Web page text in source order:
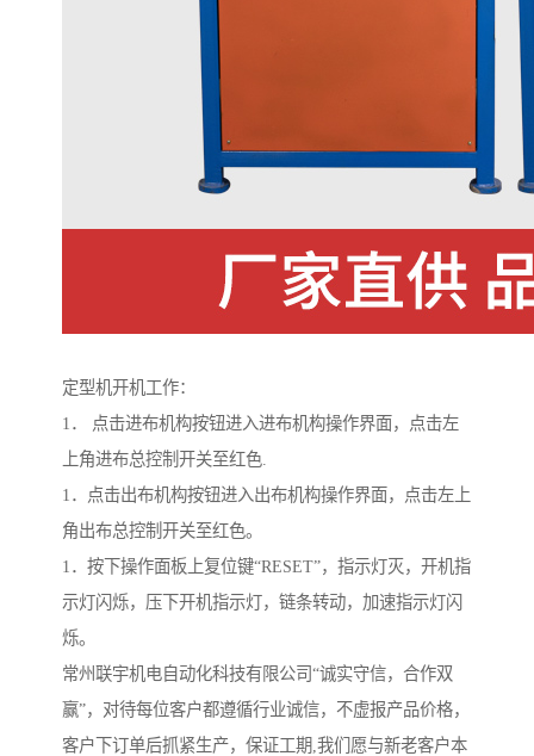
定型机开机工作：
1． 点击进布机构按钮进入进布机构操作界面，点击左
上角进布总控制开关至红色.
1．点击出布机构按钮进入出布机构操作界面，点击左上
角出布总控制开关至红色。
1．按下操作面板上复位键“RESET”，指示灯灭，开机指
示灯闪烁，压下开机指示灯，链条转动，加速指示灯闪
烁。
常州联宇机电自动化科技有限公司“诚实守信，合作双
赢”，对待每位客户都遵循行业诚信，不虚报产品价格，
客户下订单后抓紧生产，保证工期,我们愿与新老客户本